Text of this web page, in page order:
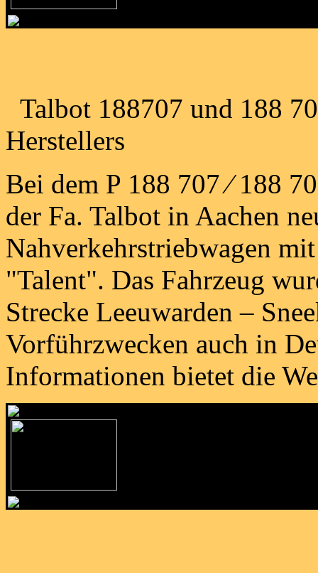
Talbot 188707 und 188
Herstellers
Bei dem P 188 707 ⁄ 188
der Fa. Talbot in Aachen
Nahverkehrstriebwagen
"Talent". Das Fahrzeug
Strecke Leeuwarden –
Vorführzwecken auch in
Informationen bietet die